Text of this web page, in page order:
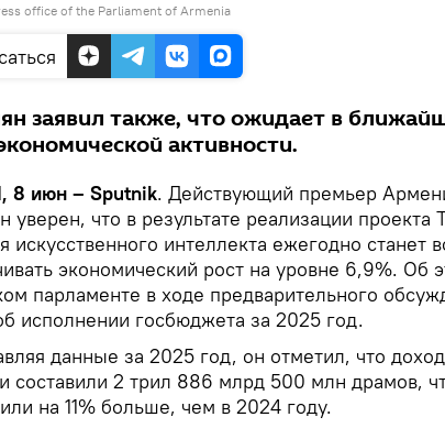
office of the Parliament of Armenia
заявил также, что ожидает в
активности.
8 июн – Sputnik. Действующий премьер
уверен, что в результате реализации проекта
искусственного интеллекта ежегодно станет
экономический рост на уровне 6,9%. Об
парламенте в ходе предварительного
исполнении госбюджета за 2025 год.
данные за 2025 год, он отметил, что
составили 2 трил 886 млрд 500 млн драмов,
на 11% больше, чем в 2024 году.